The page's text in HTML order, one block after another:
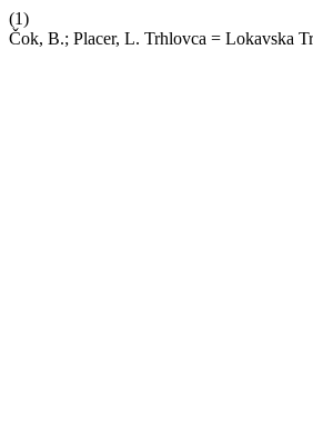
(1)
Čok, B.; Placer, L. Trhlovca = Lokavska